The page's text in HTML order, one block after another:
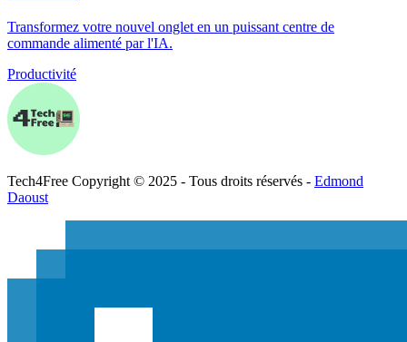
Transformez votre nouvel onglet en un puissant centre de
commande alimenté par l'IA.
Productivité
Tech4Free Copyright © 2025 - Tous droits réservés - Edmond
Daoust